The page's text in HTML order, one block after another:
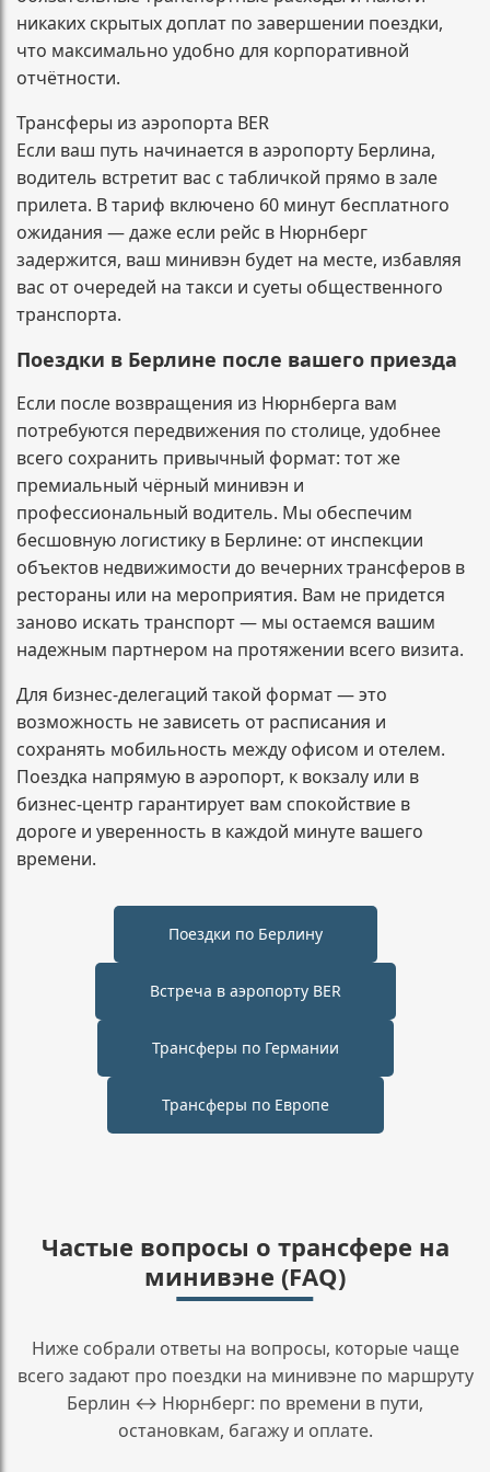
никаких скрытых доплат по завершении поездки,
что максимально удобно для корпоративной
отчётности.
Трансферы из аэропорта BER
Если ваш путь начинается в аэропорту Берлина,
водитель встретит вас с табличкой прямо в зале
прилета. В тариф включено 60 минут бесплатного
ожидания — даже если рейс в Нюрнберг
задержится, ваш минивэн будет на месте, избавляя
вас от очередей на такси и суеты общественного
транспорта.
Поездки в Берлине после вашего приезда
Если после возвращения из Нюрнберга вам
потребуются передвижения по столице, удобнее
всего сохранить привычный формат: тот же
премиальный чёрный минивэн и
профессиональный водитель. Мы обеспечим
бесшовную логистику в Берлине: от инспекции
объектов недвижимости до вечерних трансферов в
рестораны или на мероприятия. Вам не придется
заново искать транспорт — мы остаемся вашим
надежным партнером на протяжении всего визита.
Для бизнес-делегаций такой формат — это
возможность не зависеть от расписания и
сохранять мобильность между офисом и отелем.
Поездка напрямую в аэропорт, к вокзалу или в
бизнес-центр гарантирует вам спокойствие в
дороге и уверенность в каждой минуте вашего
времени.
Поездки по Берлину
Встреча в аэропорту BER
Трансферы по Германии
Трансферы по Европе
Частые вопросы о трансфере на
минивэне (FAQ)
Ниже собрали ответы на вопросы, которые чаще
всего задают про поездки на минивэне по маршруту
Берлин ↔ Нюрнберг: по времени в пути,
остановкам, багажу и оплате.